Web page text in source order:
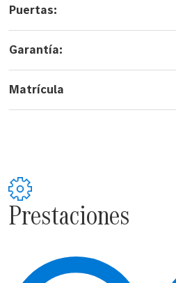
Puertas:
Garantía:
Matrícula
Prestaciones